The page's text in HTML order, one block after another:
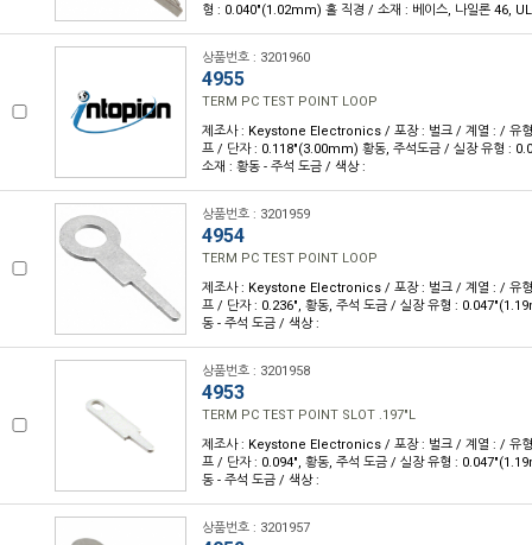
형 : 0.040"(1.02mm) 홀 직경 / 소재 : 베이스, 나일론 46,
상품번호 : 3201960
4955
TERM PC TEST POINT LOOP
제조사 : Keystone Electronics / 포장 : 벌크 / 계열 : / 유형
프 / 단자 : 0.118"(3.00mm) 황동, 주석도금 / 실장 유형 :
소재 : 황동 - 주석 도금 / 색상 :
상품번호 : 3201959
4954
TERM PC TEST POINT LOOP
제조사 : Keystone Electronics / 포장 : 벌크 / 계열 : / 유형
프 / 단자 : 0.236", 황동, 주석 도금 / 실장 유형 :
동 - 주석 도금 / 색상 :
상품번호 : 3201958
4953
TERM PC TEST POINT SLOT .197"L
제조사 : Keystone Electronics / 포장 : 벌크 / 계열 : / 유형
프 / 단자 : 0.094", 황동, 주석 도금 / 실장 유형 :
동 - 주석 도금 / 색상 :
상품번호 : 3201957